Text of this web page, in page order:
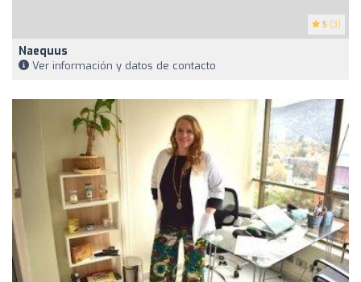
5 (3)
Naequus
Ver información y datos de contacto